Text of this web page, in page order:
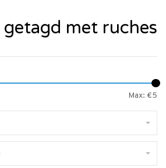
met ruches
Max: €5